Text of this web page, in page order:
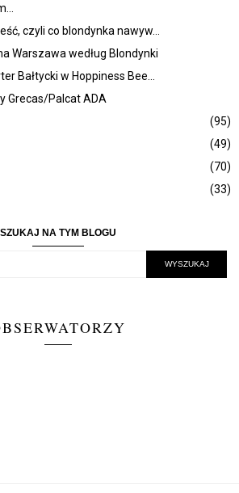
czyli co blondynka nawyw...
Warszawa według Blondynki
Bałtycki w Hoppiness Bee...
Grecas/Palcat ADA
(95)
(49)
(70)
(33)
SZUKAJ NA TYM BLOGU